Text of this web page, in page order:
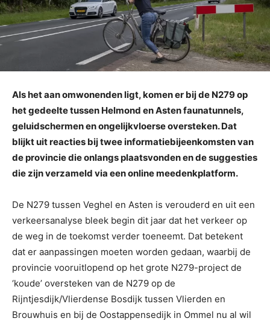
Als het aan omwonenden ligt, komen er bij de N279 op
het gedeelte tussen Helmond en Asten faunatunnels,
geluidschermen en ongelijkvloerse oversteken. Dat
blijkt uit reacties bij twee informatiebijeenkomsten van
de provincie die onlangs plaatsvonden en de suggesties
die zijn verzameld via een online meedenkplatform.
De N279 tussen Veghel en Asten is verouderd en uit een
verkeersanalyse bleek begin dit jaar dat het verkeer op
de weg in de toekomst verder toeneemt. Dat betekent
dat er aanpassingen moeten worden gedaan, waarbij de
provincie vooruitlopend op het grote N279-project de
‘koude’ oversteken van de N279 op de
Rijntjesdijk/Vlierdense Bosdijk tussen Vlierden en
Brouwhuis en bij de Oostappensedijk in Ommel nu al wil